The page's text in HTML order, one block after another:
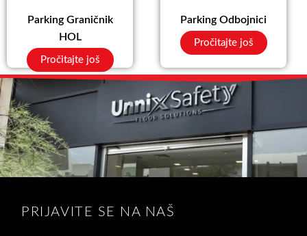
Parking Graničnik
HOL
Pročitajte još
Parking Odbojnici
Pročitajte još
PRIJAVITE SE NA NAŠ